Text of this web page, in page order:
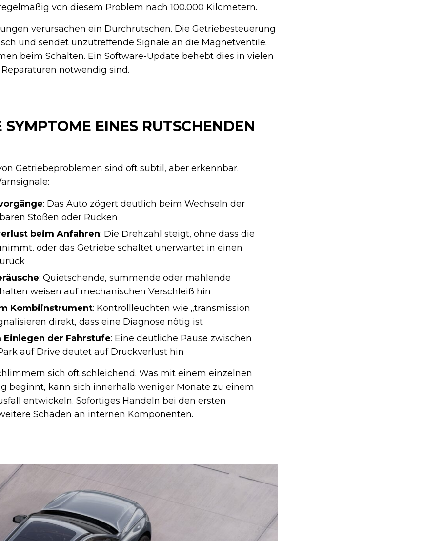
von diesem Problem nach 100.000 Kilometern.
verursachen ein Durchrutschen. Die Getriebesteuerung
und sendet unzutreffende Signale an die Magnetventile.
beim Schalten. Ein Software-Update behebt dies in vielen
notwendig sind.
SYMPTOME EINES RUTSCHENDEN
Getriebeproblemen sind oft subtil, aber erkennbar.
: Das Auto zögert deutlich beim Wechseln der
Stößen oder Rucken
beim Anfahren: Die Drehzahl steigt, ohne dass die
oder das Getriebe schaltet unerwartet in einen
: Quietschende, summende oder mahlende
weisen auf mechanischen Verschleiß hin
Kombiinstrument: Kontrollleuchten wie „transmission
direkt, dass eine Diagnose nötig ist
der Fahrstufe: Eine deutliche Pause zwischen
auf Drive deutet auf Druckverlust hin
sich oft schleichend. Was mit einem einzelnen
beginnt, kann sich innerhalb weniger Monate zu einem
entwickeln. Sofortiges Handeln bei den ersten
Schäden an internen Komponenten.